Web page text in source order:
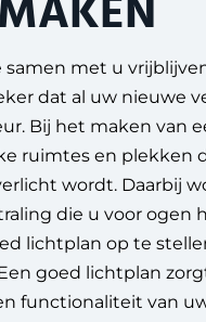
samen met u
dat al uw nieuwe
Bij het maken van
ruimtes en plekken
wordt. Daarbij
die u voor ogen
lichtplan op te
goed lichtplan
functionaliteit van